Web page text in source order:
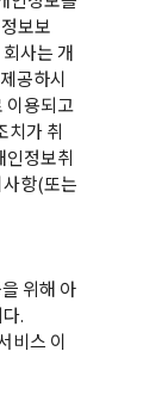
보보
사는 개
공하시
이용되고
치가 취
인정보취
항(또는
위해 아
.
비스 이